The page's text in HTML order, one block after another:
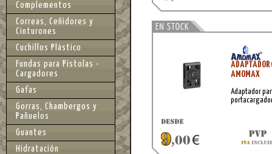
ADAPTADOR
AMOMAX
Adaptador
Complementos
Correas, Ceñidores y
Cinturones
Cuchillos Plástico
Fundas para Pistolas -
Cargadores
Gafas
Gorras, Chambergos y
Pañuelos
Guantes
Hidratación